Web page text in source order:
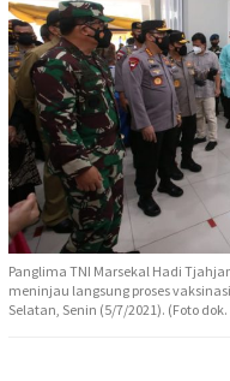
Panglima TNI Marsekal Hadi
meninjau langsung proses
Selatan, Senin (5/7/2021). (Foto